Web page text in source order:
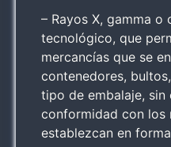
– Rayos X, gamma
tecnológico, que
mercancías que se
contenedores,
tipo de embalaje, sin
conformidad con los
establezcan en